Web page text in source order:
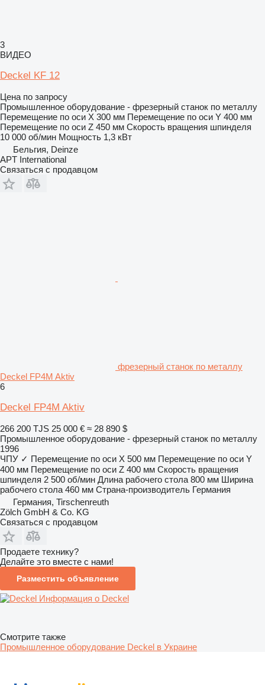
3
ВИДЕО
Deckel KF 12
Цена по запросу
Промышленное оборудование - фрезерный станок по металлу
Перемещение по оси X 300 мм Перемещение по оси Y 400 мм
Перемещение по оси Z 450 мм Скорость вращения шпинделя
10 000 об/мин Мощность 1,3 кВт
Бельгия, Deinze
APT International
Связаться с продавцом
фрезерный станок по металлу
Deckel FP4M Aktiv
6
Deckel FP4M Aktiv
266 200 TJS 25 000 € ≈ 28 890 $
Промышленное оборудование - фрезерный станок по металлу
1996
ЧПУ ✓ Перемещение по оси X 500 мм Перемещение по оси Y
400 мм Перемещение по оси Z 400 мм Скорость вращения
шпинделя 2 500 об/мин Длина рабочего стола 800 мм Ширина
рабочего стола 460 мм Страна-производитель Германия
Германия, Tirschenreuth
Zölch GmbH & Co. KG
Связаться с продавцом
Продаете технику?
Делайте это вместе с нами!
Разместить объявление
Информация о Deckel
Смотрите также
Промышленное оборудование Deckel в Украине